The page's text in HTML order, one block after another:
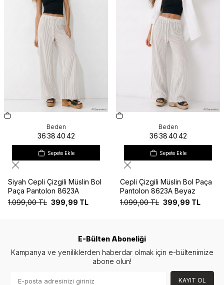
Beden
36384042
Sepete Ekle
Siyah Cepli Çizgili Müslin Bol
Paça Pantolon 8623A
1.099,00TL 399,99 TL
Beden
36384042
Sepete Ekle
Cepli Çizgili Müslin Bol Paça
Pantolon 8623A Beyaz
1.099,00TL 399,99 TL
E-Bülten Aboneliği
Kampanya ve yeniliklerden haberdar olmak için e-bültenimize
abone olun!
KAYIT OL